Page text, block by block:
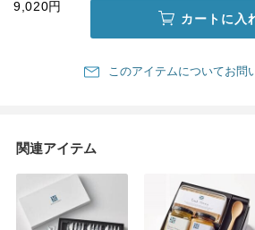
9,020円
カートに入
このアイテムについてお問
関連アイテム